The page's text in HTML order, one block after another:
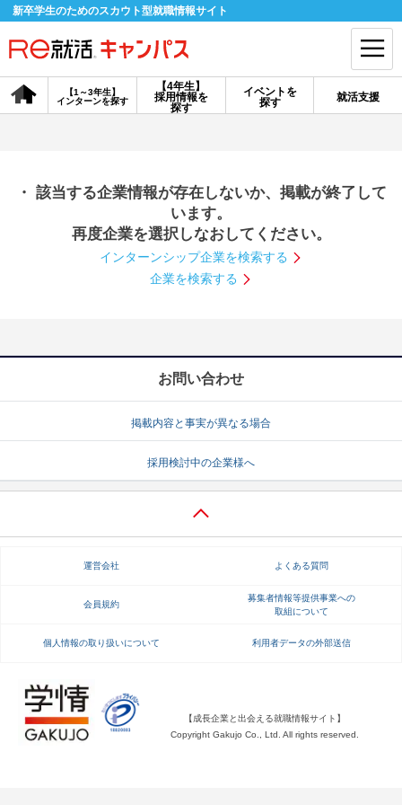
新卒学生のためのスカウト型就職情報サイト
【4年生】
採用情報を
探す
【1～3年生】
インターンを探す
イベントを
探す
就活支援
会員登録 ログイン
探す
【4年生】
説明会を探す
インターンを探す
就活ノウハウ・サポート
就活ノウハウが満載！ お役立ち記事・相談室など
就活ニュースペーパー よくある質問
不明点があればこちら
・ 該当する企業情報が存在しないか、掲載が終了して
います。
再度企業を選択しなおしてください。
インターンシップ企業を検索する
企業を検索する
お問い合わせ
掲載内容と事実が異なる場合
採用検討中の企業様へ
運営会社 よくある質問
会員規約
募集者情報等提供事業への
取組について
個人情報の取り扱いについて 利用者データの外部送信
【成長企業と出会える就職情報サイト】
Copyright Gakujo Co., Ltd. All rights reserved.